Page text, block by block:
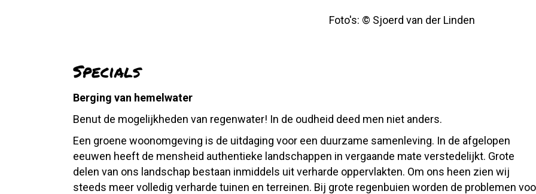
Foto's: © Sjoerd van der Linden
Specials
Berging van hemelwater
Benut de mogelijkheden van regenwater! In de oudheid deed men niet anders.
Een groene woonomgeving is de uitdaging voor een duurzame samenleving. In de afgelopen
eeuwen heeft de mensheid authentieke landschappen in vergaande mate verstedelijkt. Grote
delen van ons landschap bestaan inmiddels uit verharde oppervlakten. Om ons heen zien wij
steeds meer volledig verharde tuinen en terreinen. Bij grote regenbuien worden de problemen